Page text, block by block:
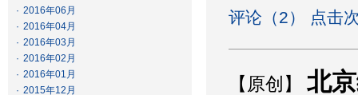
· 2016年06月
· 2016年04月
· 2016年03月
· 2016年02月
· 2016年01月
· 2015年12月
评论（2） 点击
【原创】 北